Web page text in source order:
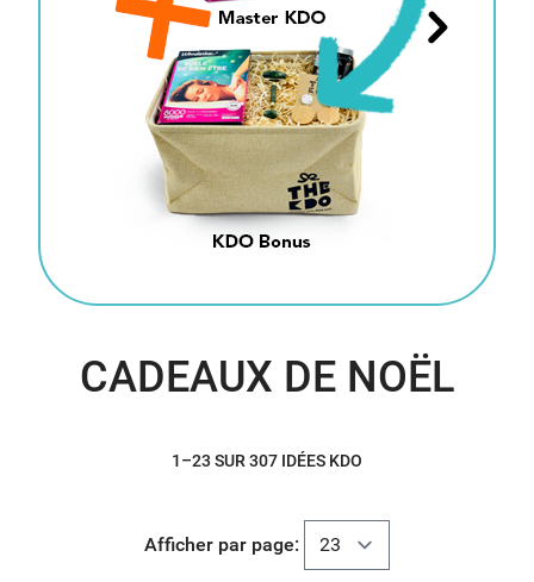
CADEAUX DE NOËL
1–23 SUR 307 IDÉES KDO
Afficher par page: